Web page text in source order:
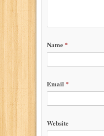
Name *
Email *
Website